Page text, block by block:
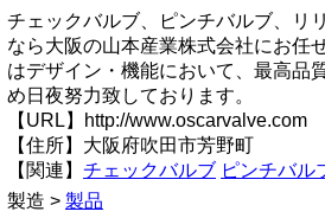
チェックバルブ、ピンチバルブ、リ
なら大阪の山本産業株式会社にお任
はデザイン・機能において、最高品
め日夜努力致しております。
【URL】http://www.oscarvalve.com
【住所】大阪府吹田市芳野町
【関連】 チェックバルブ ピンチバル
製造 > 製品